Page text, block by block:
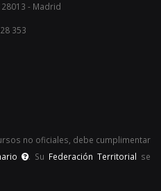
- Madrid
353
no oficiales, debe cumplimentar
. Su Federación Territorial se